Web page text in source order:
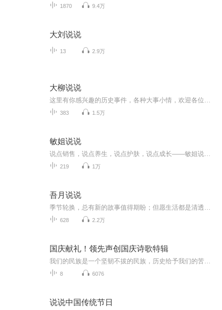
1870 9.4万
大刘说说
13 2.9万
大柳说说
383 1.5万
敏姐说说
219 1万
吾月说说
628 2.2万
国庆献礼！领先声创国庆诗歌特辑
8 6076
说说中国传统节日